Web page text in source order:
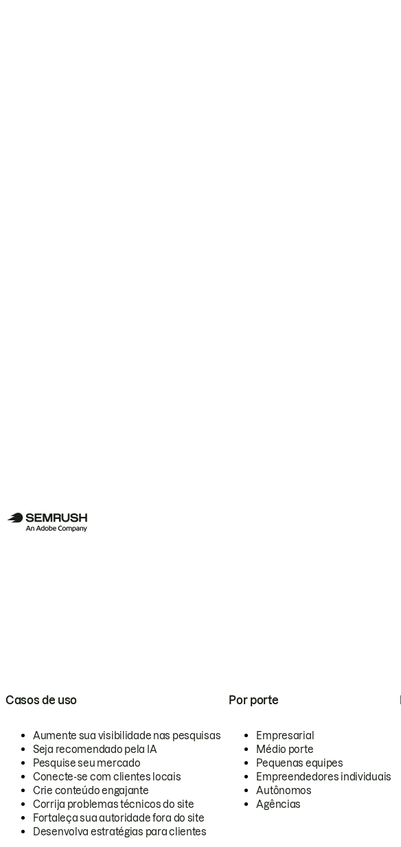
Casos de uso
Aumente sua visibilidade nas pesquisas
Seja recomendado pela IA
Pesquise seu mercado
Conecte-se com clientes locais
Crie conteúdo engajante
Corrija problemas técnicos do site
Fortaleça sua autoridade fora do site
Desenvolva estratégias para clientes
Por porte
Empresarial
Médio porte
Pequenas equipes
Empreendedores individuais
Autônomos
Agências